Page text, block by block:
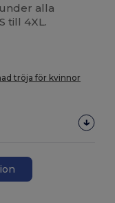
alla
till 4XL.
tröja för kvinnor